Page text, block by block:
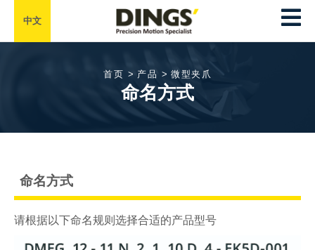
中文
首页 > 产品 > 微型夹爪
命名方式
命名方式
请根据以下命名规则选择合适的产品型号